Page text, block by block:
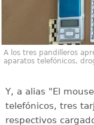
A los tres pandilleros
aparatos telefónicos,
Y, a alias "El
telefónicos, tres
respectivos